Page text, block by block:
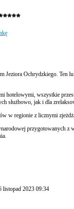
Jeziora Ochrydzkiego. Ten
hotelowymi, wszystkie
służbowo, jak i dla
w regionie z licznymi
przygotowanych z
listopad 2023 09:34